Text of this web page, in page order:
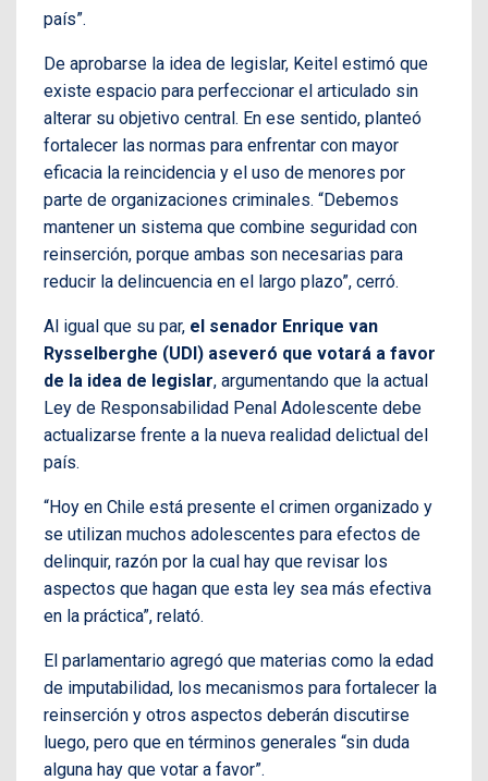
país”.
De aprobarse la idea de legislar, Keitel estimó que
existe espacio para perfeccionar el articulado sin
alterar su objetivo central. En ese sentido, planteó
fortalecer las normas para enfrentar con mayor
eficacia la reincidencia y el uso de menores por
parte de organizaciones criminales. “Debemos
mantener un sistema que combine seguridad con
reinserción, porque ambas son necesarias para
reducir la delincuencia en el largo plazo”, cerró.
Al igual que su par, el senador Enrique van
Rysselberghe (UDI) aseveró que votará a favor
de la idea de legislar, argumentando que la actual
Ley de Responsabilidad Penal Adolescente debe
actualizarse frente a la nueva realidad delictual del
país.
“Hoy en Chile está presente el crimen organizado y
se utilizan muchos adolescentes para efectos de
delinquir, razón por la cual hay que revisar los
aspectos que hagan que esta ley sea más efectiva
en la práctica”, relató.
El parlamentario agregó que materias como la edad
de imputabilidad, los mecanismos para fortalecer la
reinserción y otros aspectos deberán discutirse
luego, pero que en términos generales “sin duda
alguna hay que votar a favor”.